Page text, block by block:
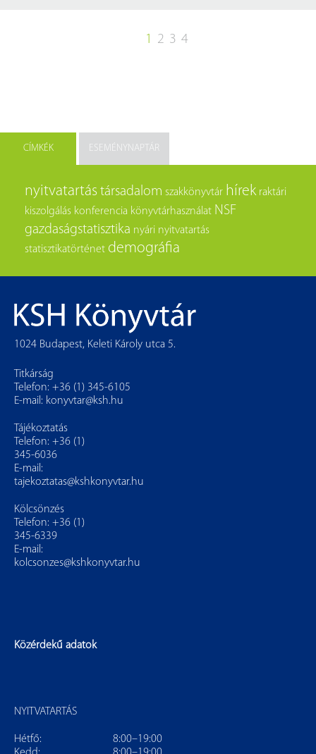
1 2 3 4
CÍMKÉK ESEMÉNYNAPTÁR
nyitvatartás társadalom szakkönyvtár hírek raktári
kiszolgálás konferencia könyvtárhasználat NSF
gazdaságstatisztika nyári nyitvatartás
statisztikatörténet demográfia
1024 Budapest, Keleti Károly utca 5.
Titkárság
Telefon: +36 (1) 345-6105
E-mail: konyvtar@ksh.hu
Tájékoztatás
Telefon: +36 (1)
345-6036
E-mail:
tajekoztatas@kshkonyvtar.hu
Kölcsönzés
Telefon: +36 (1)
345-6339
E-mail:
kolcsonzes@kshkonyvtar.hu
Közérdekű adatok
NYITVATARTÁS
Hétfő:
8:00–19:00